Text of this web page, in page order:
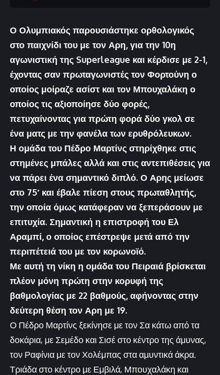
Ο Ολυμπιακός παρουσιάστηκε ορθολογικός
στο παιχνίδι του με τον Αρη, για την 10η
αγωνιστική της Superleague και κέρδισε με 2-1,
έχοντας σαν πρωταγωνιστές τον Φορτούνη ο
οποίος μοίραζε ασίστ και τον Μπουχαλάκη ο
οποίος τις αξιοποίησε δύο φορές,
πετυχαίνοντας για πρώτη φορά δύο γκολ σε
ένα ματς με την φανέλα των ερυθρόλευκων.
Η ομάδα του Πέδρο Μαρτίνς στηρίχθηκε στις
στημένες μπάλες αλλά και στις αντεπιθέσεις για
να πάρει ένα σημαντικό διπλό. Ο Αρης μείωσε
στο 75′ και έβαλε πίεση στους πρωταθλητής,
την οποία όμως κατάφεραν να ξεπεράσουν με
επιτυχία. Σημαντική η επιστροφή του Ελ
Αραμπί, ο οποίος επέστρεψε μετά από την
περιπέτειά του με τον κορωνοϊό.
Με αυτή τη νίκη η ομάδα του Πειραιά βρίσκεται
πλέον μόνη πρώτη στην κορυφή της
βαθμολογίας με 22 βαθμούς, αφήνοντας στην
δεύτερη θέση τον Αρη με 19.
Ο Πέδρο Μαρτίνς ξεκίνησε με τον Σα κάτω από τα
δοκάρια, με Σεμέδο και Σισέ στο κέντρο της άμυνας,
τον Ραφίνια με τον Χολέμπας στα αμυντικά άκρα.
Τριάδα στο κέντρο με Εμβιλά, Μπουχαλάκη και